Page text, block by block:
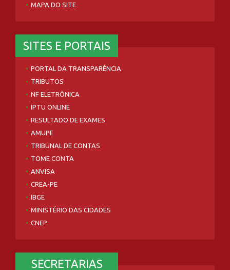
MAPA DO SITE
SITES E PORTAIS
PORTAL DA TRANSPARÊNCIA
TRIBUTOS
NF ELETRÔNICA
IPTU ONLINE
RESULTADO DE EXAMES
AMUPE
TRIBUNAL DE CONTAS
TOME CONTA
ANVISA
CREA-PE
IBGE
MINISTÉRIO DAS CIDADES
CNEP
SECRETARIAS